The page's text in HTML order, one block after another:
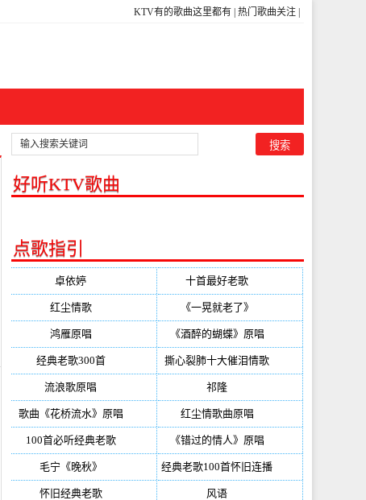
KTV有的歌曲这里都有 热门歌曲关注
好听KTV歌曲
点歌指引
卓依婷 十首最好老歌
红尘情歌(296) 《一晃就老了》
鸿雁原唱 《酒醉的蝴蝶》原唱
经典老歌300首(203) 撕心裂肺十大催泪情歌
流浪歌原唱 祁隆
歌曲《花桥流水》原唱 红尘情歌曲原唱
100首必听经典老歌(150) 《错过的情人》原唱
毛宁《晚秋》 经典老歌100首怀旧连播
怀旧经典老歌(133) 风语